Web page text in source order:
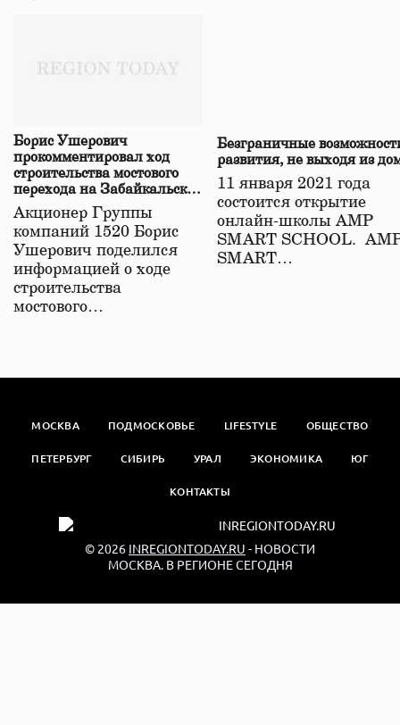
Борис Ушерович
прокомментировал ход
строительства мостового
перехода на Забайкальской
железной дороге
Акционер Группы
компаний 1520 Борис
Ушерович поделился
информацией о ходе
строительства
мостового…
Безграничные
развития, не выходя из
11 января 2021 года
состоится открытие
онлайн-школы АМР
SMART SCHOOL.
SMART…
МОСКВА ПОДМОСКОВЬЕ LIFESTYLE ОБЩЕСТВО
ПЕТЕРБУРГ СИБИРЬ УРАЛ ЭКОНОМИКА ЮГ
КОНТАКТЫ
© 2026 INREGIONTODAY.RU - НОВОСТИ
МОСКВА. В РЕГИОНЕ СЕГОДНЯ